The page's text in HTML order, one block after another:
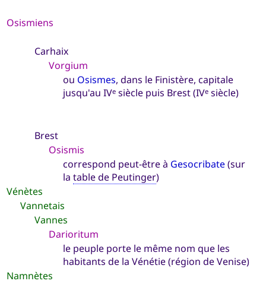
Osismiens
Carhaix
Vorgium
ou Osismes, dans le Finistère, capitale
jusqu'au IVe siècle puis Brest (IVe siècle)
Brest
Osismis
correspond peut-être à Gesocribate(sur
la table de Peutinger)
Vénètes
Vannetais
Vannes
Darioritum
le peuple porte le même nom que les
habitants de la Vénétie (région de Venise)
Namnètes